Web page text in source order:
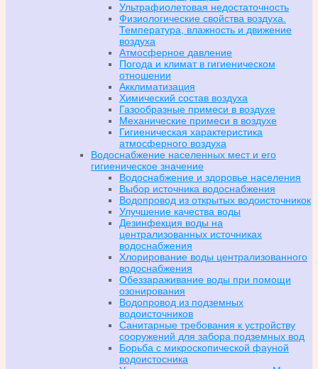
Ультрафиолетовая недостаточность
Физиологические свойства воздуха.
Температура, влажность и движение
воздуха
Атмосферное давление
Погода и климат в гигиеническом
отношении
Акклиматизация
Химический состав воздуха
Газообразные примеси в воздухе
Механические примеси в воздухе
Гигиеническая характеристика
атмосферного воздуха
Водоснабжение населенных мест и его
гигиеническое значение
Водоснабжение и здоровье населения
Выбор источника водоснабжения
Водопровод из открытых водоисточникок
Улучшение качества воды
Дезинфекция воды на
централизованных источниках
водоснабжения
Хлорирование воды централизованного
водоснабжения
Обеззараживание воды при помощи
озонирования
Водопровод из подземных
водоисточников
Санитарные требования к устройству
сооружений для забора подземных вод
Борьба с микроскопической фауной
водоистосника